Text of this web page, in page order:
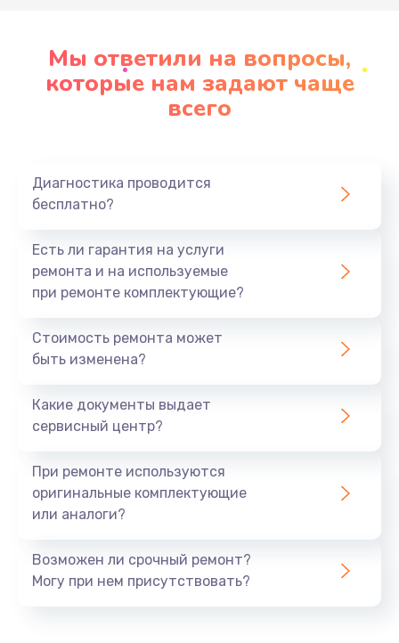
1100 руб.
Заказать
1000 руб.
Замена колеса цветофильтров
1000 руб.
Замена DMD-чипа
Заказать
800 руб.
Замена фильтра
Мы ответили на вопросы,
которые нам задают чаще
всего
Диагностика проводится
бесплатно?
Есть ли гарантия на услуги
ремонта и на используемые
при ремонте комплектующие?
Стоимость ремонта может
быть изменена?
Какие документы выдает
сервисный центр?
При ремонте используются
оригинальные комплектующие
или аналоги?
Возможен ли срочный ремонт?
Могу при нем присутствовать?